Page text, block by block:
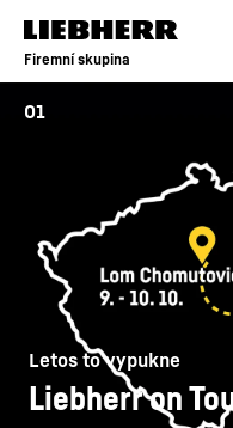
Firemní skupina
01
Letos to vypukne
Liebherr on